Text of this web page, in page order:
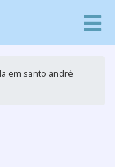
em santo andré